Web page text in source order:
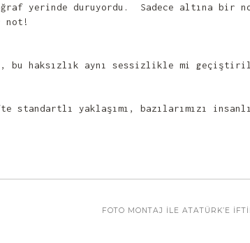
yerinde duruyordu. Sadece altına bir
not!
bu haksızlık aynı sessizlikle mi
yaklaşımı, bazılarımızı
FOTO MONTAJ ILE ATATÜRK’E